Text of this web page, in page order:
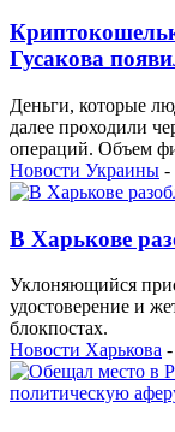
Гусакова
Деньги, которые
далее проходили
операций. Объем
Новости Украины -
В Харькове
Уклоняющийся
удостоверение и
блокпостах.
Новости Харькова